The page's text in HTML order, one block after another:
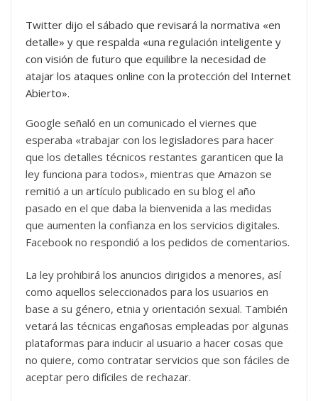
Twitter dijo el sábado que revisará la normativa «en
detalle» y que respalda «una regulación inteligente y
con visión de futuro que equilibre la necesidad de
atajar los ataques online con la protección del Internet
Abierto».
Google señaló en un comunicado el viernes que
esperaba «trabajar con los legisladores para hacer
que los detalles técnicos restantes garanticen que la
ley funciona para todos», mientras que Amazon se
remitió a un artículo publicado en su blog el año
pasado en el que daba la bienvenida a las medidas
que aumenten la confianza en los servicios digitales.
Facebook no respondió a los pedidos de comentarios.
La ley prohibirá los anuncios dirigidos a menores, así
como aquellos seleccionados para los usuarios en
base a su género, etnia y orientación sexual. También
vetará las técnicas engañosas empleadas por algunas
plataformas para inducir al usuario a hacer cosas que
no quiere, como contratar servicios que son fáciles de
aceptar pero difíciles de rechazar.